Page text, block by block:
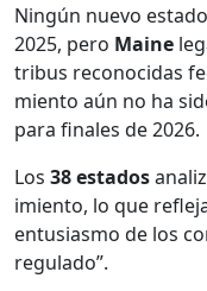
Ningún nue­vo
2025, pero Maine
tribus recono­ci­das
mien­to aún no ha
para finales de 2026.
Los 38 esta­dos
imien­to, lo que
entu­si­as­mo de los
reg­u­la­do”.